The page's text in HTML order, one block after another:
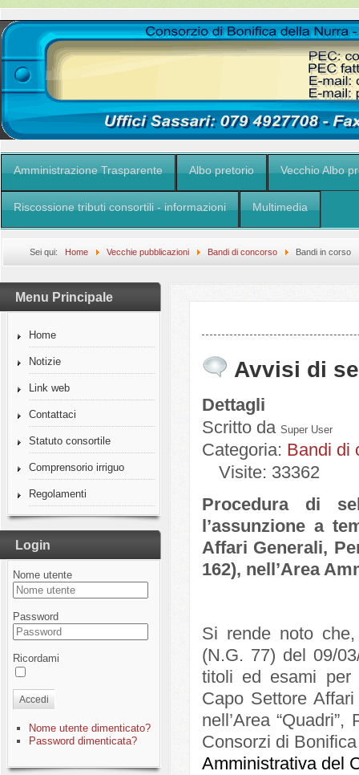
Amministrazione Trasparente Albo pretorio Vecchio Albo
Riscossione tributi consortili - informazioni Multimedia
Sei qui: Home Vecchie pubblicazioni Bandi di concorso Bandi in corso
Menu Principale
Home
Notizie
Link web
Contattaci
Statuto consortile
Comprensorio irriguo
Regolamenti
Login
Nome utente
Password
Ricordami
Accedi
Nome utente dimenticato?
Password dimenticata?
Avvisi di
Dettagli
Scritto da Super User
Categoria: Bandi di
Visite: 33362
Procedura di
l’assunzione a
Affari Generali,
162), nell’Area
Si rende noto
(N.G. 77) del 09/
titoli ed esami per
Capo Settore
nell’Area
Consorzi di
Amministrativa del